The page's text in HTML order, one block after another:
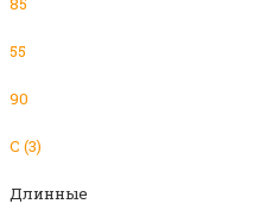
55
90
C (3)
Длинные